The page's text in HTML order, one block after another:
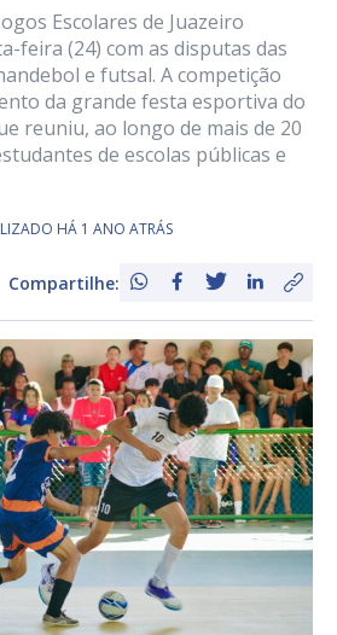
Escolares de Juazeiro
feira (24) com as disputas das
e futsal. A competição
da grande festa esportiva do
reuniu, ao longo de mais de 20
de escolas públicas e
HÁ 1 ANO ATRÁS
Compartilhe: